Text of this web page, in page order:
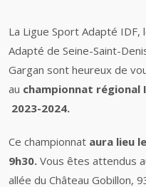
La Ligue Sport Adapté
Adapté de Seine-Saint-
Gargan sont heureux de
au championnat régional
2023-2024.
Ce championnat aura lieu
9h30. Vous êtes attendus
allée du Château Gobillon,